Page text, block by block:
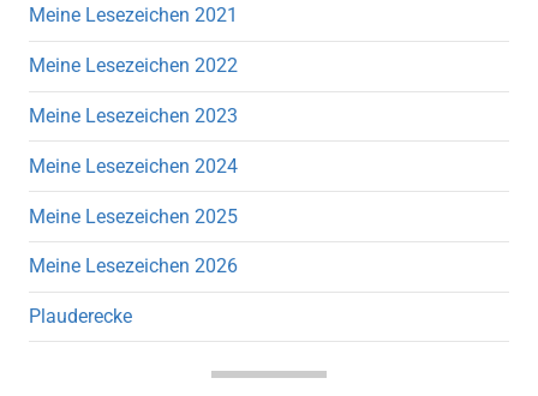
Meine Lesezeichen 2021
Meine Lesezeichen 2022
Meine Lesezeichen 2023
Meine Lesezeichen 2024
Meine Lesezeichen 2025
Meine Lesezeichen 2026
Plauderecke